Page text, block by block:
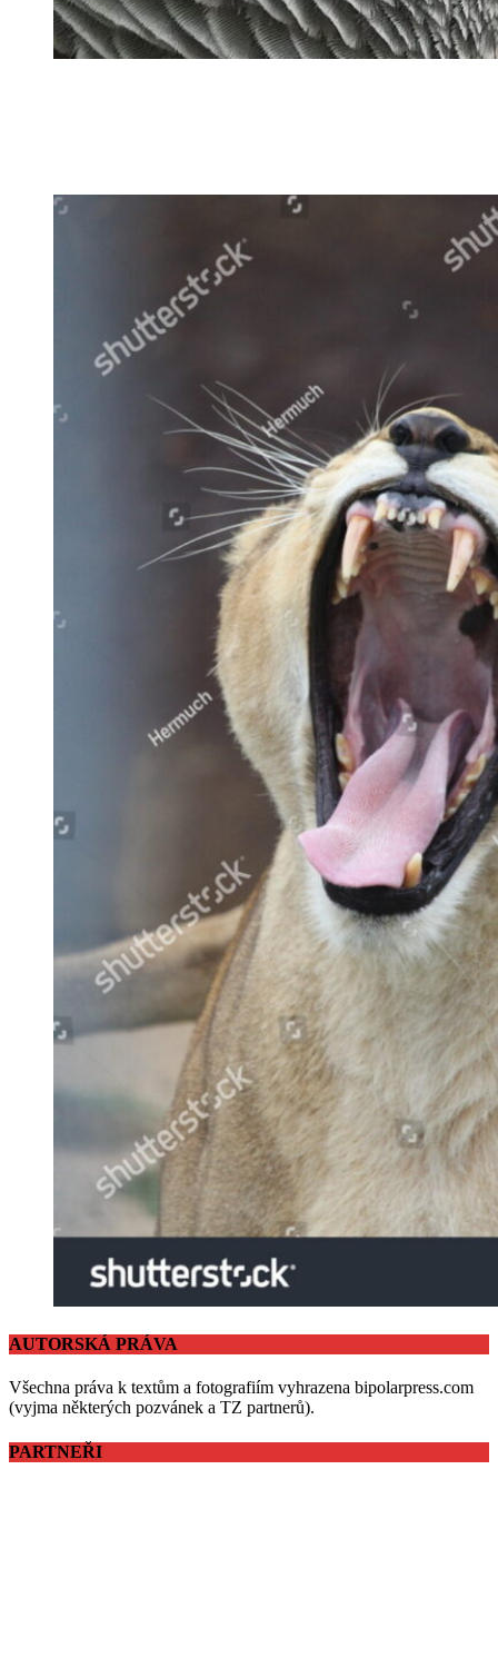
AUTORSKÁ PRÁVA
Všechna práva k textům a fotografiím vyhrazena bipolarpress.com
(vyjma některých pozvánek a TZ partnerů).
PARTNEŘI